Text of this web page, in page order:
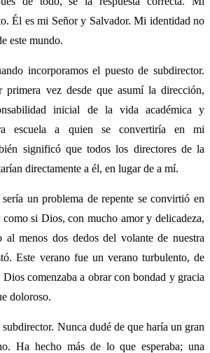
Él es mi Señor y Salvador. Mi identidad no
este mundo.
incorporamos el puesto de subdirector.
primera vez desde que asumí la dirección,
inicial de la vida académica y
escuela a quien se convertiría en mi
significó que todos los directores de la
directamente a él, en lugar de a mí.
un problema de repente se convirtió en
si Dios, con mucho amor y delicadeza,
al menos dos dedos del volante de nuestra
Este verano fue un verano turbulento, de
comenzaba a obrar con bondad y gracia
doloroso.
Nunca dudé de que haría un gran
Ha hecho más de lo que esperaba; una